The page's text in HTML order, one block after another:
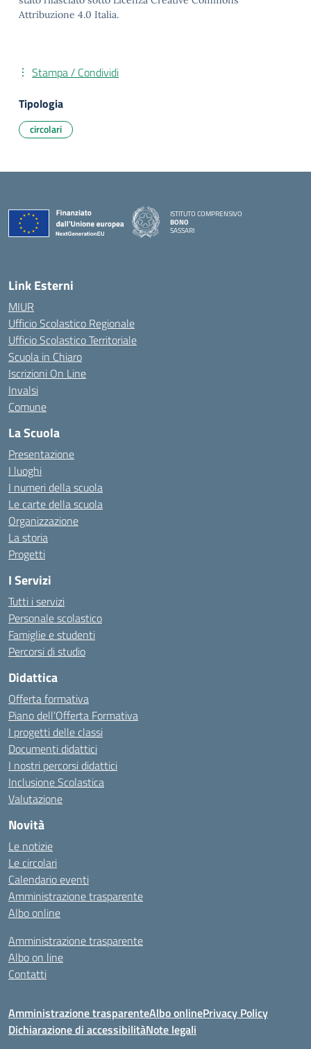
Attribuzione 4.0 Italia.
Stampa / Condividi
Tipologia
circolari
ISTITUTO COMPRENSIVO
BONO
SASSARI
Link Esterni
MIUR
Ufficio Scolastico Regionale
Ufficio Scolastico Territoriale
Scuola in Chiaro
Iscrizioni On Line
Invalsi
Comune
La Scuola
Presentazione
I luoghi
I numeri della scuola
Le carte della scuola
Organizzazione
La storia
Progetti
I Servizi
Tutti i servizi
Personale scolastico
Famiglie e studenti
Percorsi di studio
Didattica
Offerta formativa
Piano dell’Offerta Formativa
I progetti delle classi
Documenti didattici
I nostri percorsi didattici
Inclusione Scolastica
Valutazione
Novità
Le notizie
Le circolari
Calendario eventi
Amministrazione trasparente
Albo online
Amministrazione trasparente
Albo on line
Contatti
Amministrazione trasparenteAlbo onlinePrivacy Policy
Dichiarazione di accessibilitàNote legali